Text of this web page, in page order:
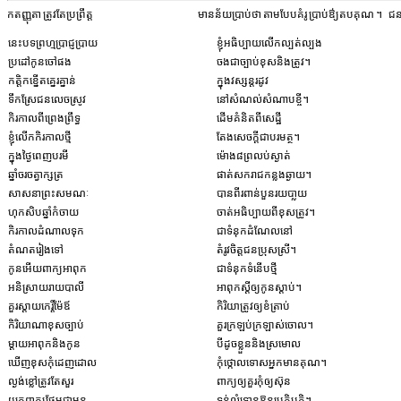
កតញ្ញុតា ត្រូវតែប្រព្រឹត្ត មានន័យប្រាប់ថា តាមបែបគំរូ ប្រាប់ឳ្យតបគុណ ។ ជ
នេះបទព្រហ្មប្រាជ្ញប្រាយ
ខ្ញុំអធិប្បាយលើកល្បត់ល្បង
ប្រដៅកូនចៅផង
ចងជាច្បាប់ខុសនិងត្រូវ។
កត្ដិកខ្នើតគ្នេរគ្នាន់
ក្នុងវស្សន្ដរដូវ
ទឹកស្រែជនលេចស្រូវ
នៅសំណល់សំណាបខ្ចី។
កិរកាលពីព្រេងព្រឹទ្ធ
ដើមគំនិតពីសេដ្ឋី
ខ្ញុំលើកកិរកាលថ្មី
តែងសេចក្ដីជាបរមត្ថ។
ក្នុងថ្ងៃពេញបរមី
ម៉ោង៨ព្រលប់ស្ងាត់
ឆ្នាំចរចត្វាក្សត្រ
ផាត់សករាជកន្លងឆ្ងាយ។
សាសនាព្រះសមណៈ
បានពីរពាន់បួនរយបា្លយ
ហុកសិបឆ្នាំកំចាយ
ចាត់អធិប្បាយពីខុសត្រូវ។
កិរកាលដំណាលទុក
ជាទំនុកដំណែលនៅ
តំណតរៀងទៅ
តំរូវចិត្ដជនប្រុសស្រី។
កូនអើយពាក្យអាពុក
ជាទំនុកទំនើបថ្មី
អនិស្រាយរាយបាលី
អាពុកស្ដីឲ្យកូនស្ដាប់។
គួរស្ដាយកេរ្ដិ៍ម៉ែឪ
កិរិយាត្រូវឲ្យខំត្រាប់
កិរិយាណាខុសច្បាប់
គួរក្រឡប់ក្រឡាស់ចោល។
ម្ដាយអាពុកនិងកូន
បីដូចខ្លួននិងស្រមោល
ឃើញខុសកុំដេញដោល
កុំថ្កោលទោសអ្នកមានគុណ។
ល្ងង់ខ្លៅត្រូវតែសួរ
ពាក្យឲ្យគួរកុំឲ្យស៊ុន